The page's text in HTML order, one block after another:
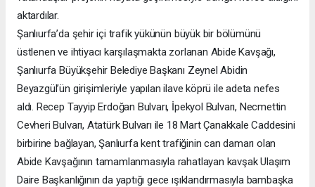
aktardılar.
Şanlıurfa’da şehir içi trafik yükünün büyük bir bölümünü
üstlenen ve ihtiyacı karşılaşmakta zorlanan Abide Kavşağı,
Şanlıurfa Büyükşehir Belediye Başkanı Zeynel Abidin
Beyazgül’ün girişimleriyle yapılan ilave köprü ile adeta nefes
aldı. Recep Tayyip Erdoğan Bulvarı, İpekyol Bulvarı, Necmettin
Cevheri Bulvarı, Atatürk Bulvarı ile 18 Mart Çanakkale Caddesini
birbirine bağlayan, Şanlıurfa kent trafiğinin can damarı olan
Abide Kavşağının tamamlanmasıyla rahatlayan kavşak Ulaşım
Daire Başkanlığının da yaptığı gece ışıklandırmasıyla bambaşka